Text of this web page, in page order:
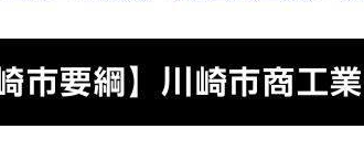
市要綱】川崎市商工